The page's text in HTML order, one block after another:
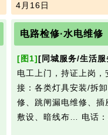
4月16日
电路检修·水电维修
[图1][同城服务/生活
电工上门，持证上岗，
接：各类灯具安装/拆
修、跳闸漏电维修、插
敷设、暗线布… 电话